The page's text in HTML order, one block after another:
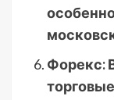
Форекс: